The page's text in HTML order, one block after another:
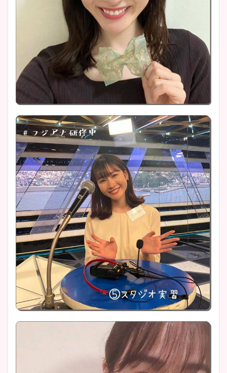
ニット衣装まとめ！美足の筋
肉も凄い！
鈴木唯の太ってた時の体重が
ヤバすぎww原因や痩せたダ
イエット方は？昔と現在を画
像比較！
豊島実季アナのカップ画像ま
とめ！美脚や水着姿に年齢も
調査！
宇賀神メグアナのニット画像
まとめ！足も美脚でカップも
凄い！
池谷実悠アナのメガネ画像が
かわいい！カップや水着姿も
まとめた！